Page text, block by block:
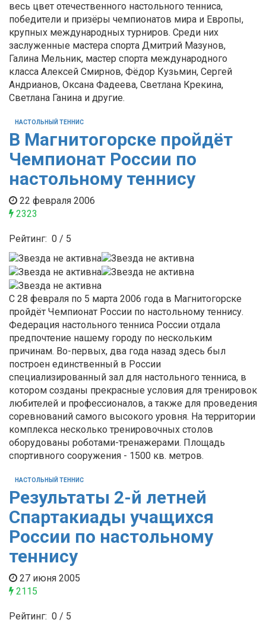
весь цвет отечественного настольного тенниса,
победители и призёры чемпионатов мира и Европы,
крупных международных турниров. Среди них
заслуженные мастера спорта Дмитрий Мазунов,
Галина Мельник, мастер спорта международного
класса Алексей Смирнов, Фёдор Кузьмин, Сергей
Андрианов, Оксана Фадеева, Светлана Крекина,
Светлана Ганина и другие.
НАСТОЛЬНЫЙ ТЕННИС
В Магнитогорске пройдёт
Чемпионат России по
настольному теннису
22 февраля 2006
2323
Рейтинг: 0 / 5
C 28 февраля по 5 марта 2006 года в Магнитогорске
пройдёт Чемпионат России по настольному теннису.
Федерация настольного тенниса России отдала
предпочтение нашему городу по нескольким
причинам. Во-первых, два года назад здесь был
построен единственный в России
специализированный зал для настольного тенниса, в
котором созданы прекрасные условия для тренировок
любителей и профессионалов, а также для проведения
соревнований самого высокого уровня. На территории
комплекса несколько тренировочных столов
оборудованы роботами-тренажерами. Площадь
спортивного сооружения - 1500 кв. метров.
НАСТОЛЬНЫЙ ТЕННИС
Результаты 2-й летней
Спартакиады учащихся
России по настольному
теннису
27 июня 2005
2115
Рейтинг: 0 / 5